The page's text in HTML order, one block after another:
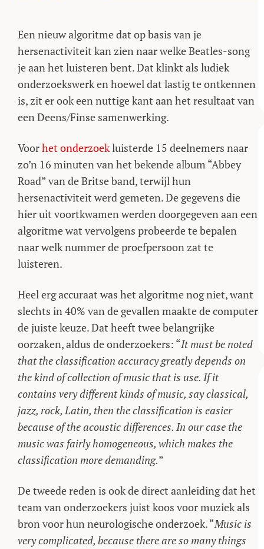
Een nieuw algoritme dat op basis van je
hersenactiviteit kan zien naar welke Beatles-song
je aan het luisteren bent. Dat klinkt als ludiek
onderzoekswerk en hoewel dat lastig te ontkennen
is, zit er ook een nuttige kant aan het resultaat van
een Deens/Finse samenwerking.
Voorhet onderzoekluisterde 15 deelnemers naar
zo’n 16 minuten van het bekende album “Abbey
Road” van de Britse band, terwijl hun
hersenactiviteit werd gemeten. De gegevens die
hier uit voortkwamen werden doorgegeven aan een
algoritme wat vervolgens probeerde te bepalen
naar welk nummer de proefpersoon zat te
luisteren.
Heel erg accuraat was het algoritme nog niet, want
slechts in 40% van de gevallen maakte de computer
de juiste keuze. Dat heeft twee belangrijke
oorzaken, aldus de onderzoekers: “It must be noted
that the classification accuracy greatly depends on
the kind of collection of music that is use. If it
contains very different kinds of music, say classical,
jazz, rock, Latin, then the classification is easier
because of the acoustic differences. In our case the
music was fairly homogeneous, which makes the
classification more demanding.”
De tweede reden is ook de direct aanleiding dat het
team van onderzoekers juist koos voor muziek als
bron voor hun neurologische onderzoek. “Music is
very complicated, because there are so many things